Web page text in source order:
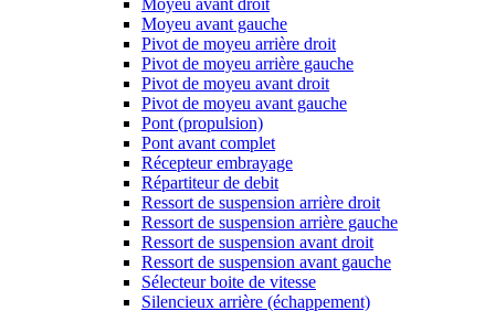
Moyeu avant droit
Moyeu avant gauche
Pivot de moyeu arrière droit
Pivot de moyeu arrière gauche
Pivot de moyeu avant droit
Pivot de moyeu avant gauche
Pont (propulsion)
Pont avant complet
Récepteur embrayage
Répartiteur de debit
Ressort de suspension arrière droit
Ressort de suspension arrière gauche
Ressort de suspension avant droit
Ressort de suspension avant gauche
Sélecteur boite de vitesse
Silencieux arrière (échappement)